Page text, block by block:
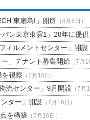
東扇島I」開所（8月6日）
ン東京東雲1」28年に提供
ィルメントセンター」開設
」テナント募集開始（7月
視察 （7月16日）
流センター」9月開設 （7月
ター」開設 （7月16日）
を構築（7月16日）